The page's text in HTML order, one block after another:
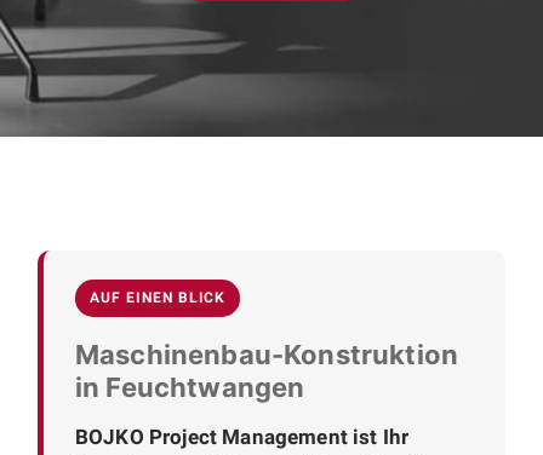
AUF EINEN BLICK
Maschinenbau-Konstruktion
in Feuchtwangen
BOJKO Project Management ist Ihr